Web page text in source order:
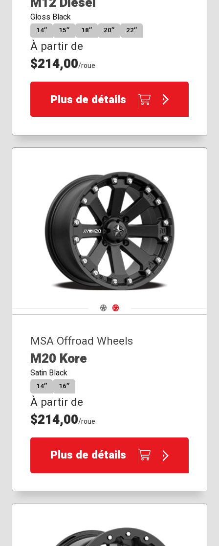
Gloss Black
14″ 15″ 18″ 20″ 22″
À partir de
$214,00/roue
Plus de détails
Navigate 1
Navigate 2
MSA Offroad Wheels
M20 Kore
Satin Black
14″ 16″
À partir de
$214,00/roue
Plus de détails